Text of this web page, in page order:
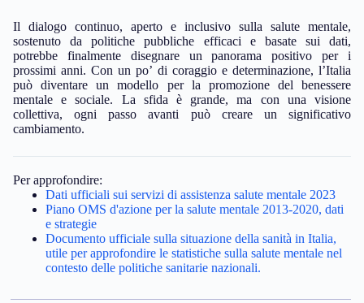
Il dialogo continuo, aperto e inclusivo sulla salute mentale,
sostenuto da politiche pubbliche efficaci e basate sui dati,
potrebbe finalmente disegnare un panorama positivo per i
prossimi anni. Con un po’ di coraggio e determinazione, l’Italia
può diventare un modello per la promozione del benessere
mentale e sociale. La sfida è grande, ma con una visione
collettiva, ogni passo avanti può creare un significativo
cambiamento.
Per approfondire:
Dati ufficiali sui servizi di assistenza salute mentale 2023
Piano OMS d'azione per la salute mentale 2013-2020, dati
e strategie
Documento ufficiale sulla situazione della sanità in Italia,
utile per approfondire le statistiche sulla salute mentale nel
contesto delle politiche sanitarie nazionali.